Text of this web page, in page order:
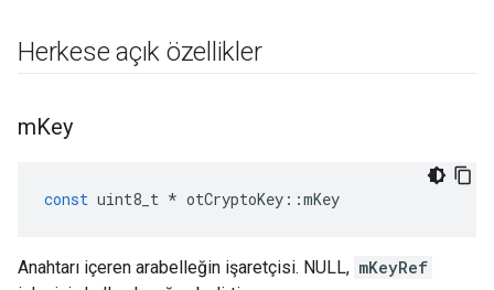
Herkese açık özellikler
mKey
const uint8_t * otCryptoKey ::mKey
Anahtarı içeren arabelleğin işaretçisi. NULL, mKeyRef